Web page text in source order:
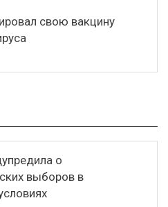
свою вакцину
о
выборов в